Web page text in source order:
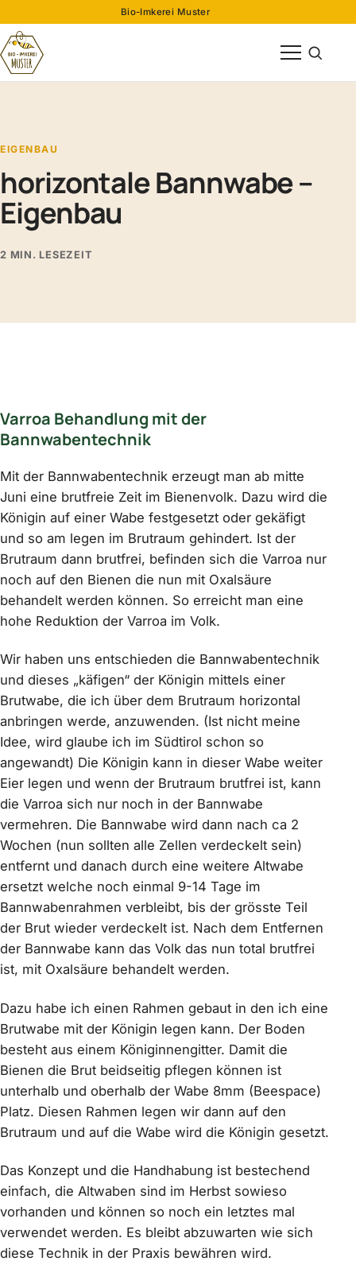
Bio-Imkerei Muster
Menü öffnen
Suche
EIGENBAU
horizontale Bannwabe –
Eigenbau
2 MIN. LESEZEIT
Varroa Behandlung mit der
Bannwabentechnik
Mit der Bannwabentechnik erzeugt man ab mitte
Juni eine brutfreie Zeit im Bienenvolk. Dazu wird die
Königin auf einer Wabe festgesetzt oder gekäfigt
und so am legen im Brutraum gehindert. Ist der
Brutraum dann brutfrei, befinden sich die Varroa nur
noch auf den Bienen die nun mit Oxalsäure
behandelt werden können. So erreicht man eine
hohe Reduktion der Varroa im Volk.
Wir haben uns entschieden die Bannwabentechnik
und dieses „käfigen“ der Königin mittels einer
Brutwabe, die ich über dem Brutraum horizontal
anbringen werde, anzuwenden. (Ist nicht meine
Idee, wird glaube ich im Südtirol schon so
angewandt) Die Königin kann in dieser Wabe weiter
Eier legen und wenn der Brutraum brutfrei ist, kann
die Varroa sich nur noch in der Bannwabe
vermehren. Die Bannwabe wird dann nach ca 2
Wochen (nun sollten alle Zellen verdeckelt sein)
entfernt und danach durch eine weitere Altwabe
ersetzt welche noch einmal 9-14 Tage im
Bannwabenrahmen verbleibt, bis der grösste Teil
der Brut wieder verdeckelt ist. Nach dem Entfernen
der Bannwabe kann das Volk das nun total brutfrei
ist, mit Oxalsäure behandelt werden.
Dazu habe ich einen Rahmen gebaut in den ich eine
Brutwabe mit der Königin legen kann. Der Boden
besteht aus einem Königinnengitter. Damit die
Bienen die Brut beidseitig pflegen können ist
unterhalb und oberhalb der Wabe 8mm (Beespace)
Platz. Diesen Rahmen legen wir dann auf den
Brutraum und auf die Wabe wird die Königin gesetzt.
Das Konzept und die Handhabung ist bestechend
einfach, die Altwaben sind im Herbst sowieso
vorhanden und können so noch ein letztes mal
verwendet werden. Es bleibt abzuwarten wie sich
diese Technik in der Praxis bewähren wird.